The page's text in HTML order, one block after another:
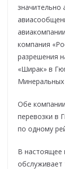
значительно
компания
разрешения
«Ширак» в
Обе
перевозки в
по одному
В настоящее